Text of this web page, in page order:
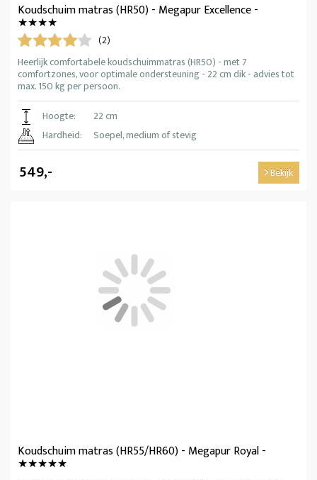
Koudschuim matras (HR50) - Megapur Excellence -
★★★★
(2)
Heerlijk comfortabele koudschuimmatras (HR50) - met 7
comfortzones, voor optimale ondersteuning - 22 cm dik - advies tot
max. 150 kg per persoon.
Hoogte:
22 cm
Hardheid:
Soepel, medium of stevig
549,- Bekijk
Koudschuim matras (HR55/HR60) - Megapur Royal -
★★★★★